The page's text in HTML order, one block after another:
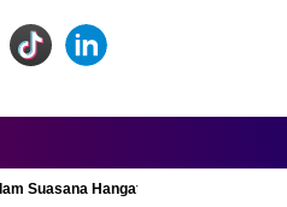
Suasana Hangat dan Nyaman